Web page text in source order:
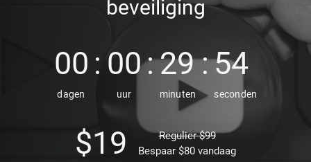
beveiliging
00
dagen
00
uur
29
minuten
54
seconden
$19 Regulier$99
Bespaar $80 vandaag